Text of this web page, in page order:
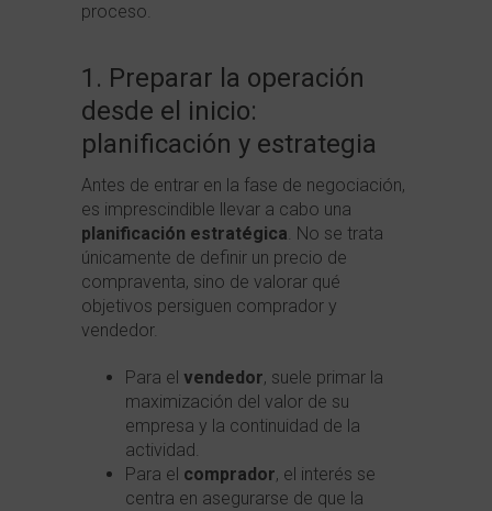
proceso.
1. Preparar la operación
desde el inicio:
planificación y estrategia
Antes de entrar en la fase de negociación,
es imprescindible llevar a cabo una
planificación estratégica. No se trata
únicamente de definir un precio de
compraventa, sino de valorar qué
objetivos persiguen comprador y
vendedor.
Para el vendedor, suele primar la
maximización del valor de su
empresa y la continuidad de la
actividad.
Para el comprador, el interés se
centra en asegurarse de que la